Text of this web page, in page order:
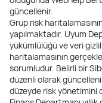
güncellenir.
Grup risk
yapılmaktadır. Uyum
yükümlülüğü ve veri
haritalamasının
sorumludur. Belirli bir
düzenli olarak
düzeyde risk yönetimini